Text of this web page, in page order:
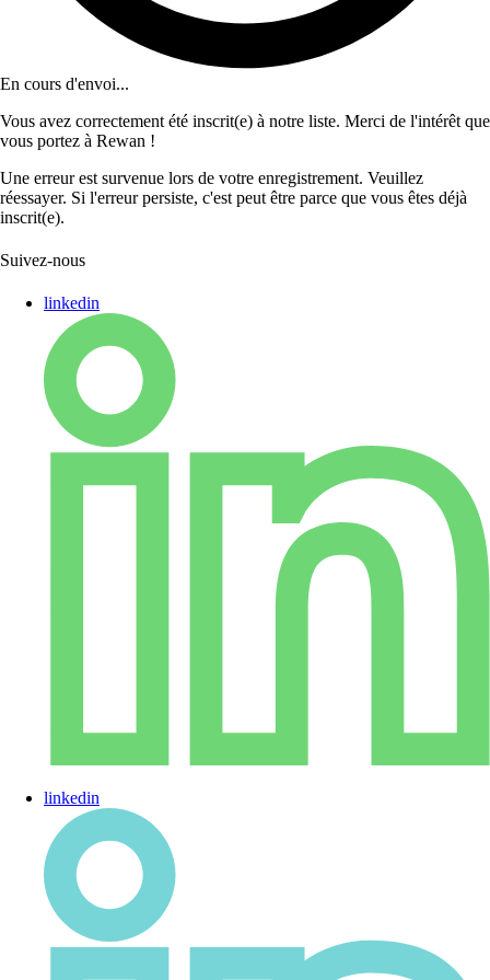
En cours d'envoi...
Vous avez correctement été inscrit(e) à notre liste. Merci de l'intérêt que
vous portez à Rewan !
Une erreur est survenue lors de votre enregistrement. Veuillez
réessayer. Si l'erreur persiste, c'est peut être parce que vous êtes déjà
inscrit(e).
Suivez-nous
linkedin
linkedin